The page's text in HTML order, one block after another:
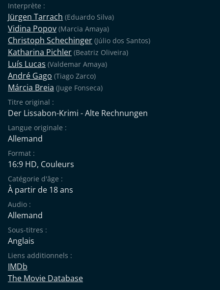
Interprète :
Jürgen Tarrach (Eduardo Silva)
Vidina Popov (Marcia Amaya)
Christoph Schechinger (Júlio dos Santos)
Katharina Pichler (Beatriz Oliveira)
Luís Lucas (Valdemar Amaya)
André Gago (Tiago Zarco)
Márcia Breia (Juge Fonseca)
Titre original :
Der Lissabon-Krimi - Alte Rechnungen
Langue originale :
Allemand
Format :
16:9 HD, Couleurs
Catégorie d'âge :
À partir de 18 ans
Audio :
Allemand
Sous-titres :
Anglais
Liens additionnels :
IMDb
The Movie Database